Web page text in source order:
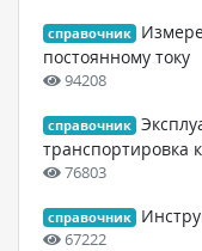
справочник
постоянному току
94208
справочник
транспортировка
76803
справочник
67222